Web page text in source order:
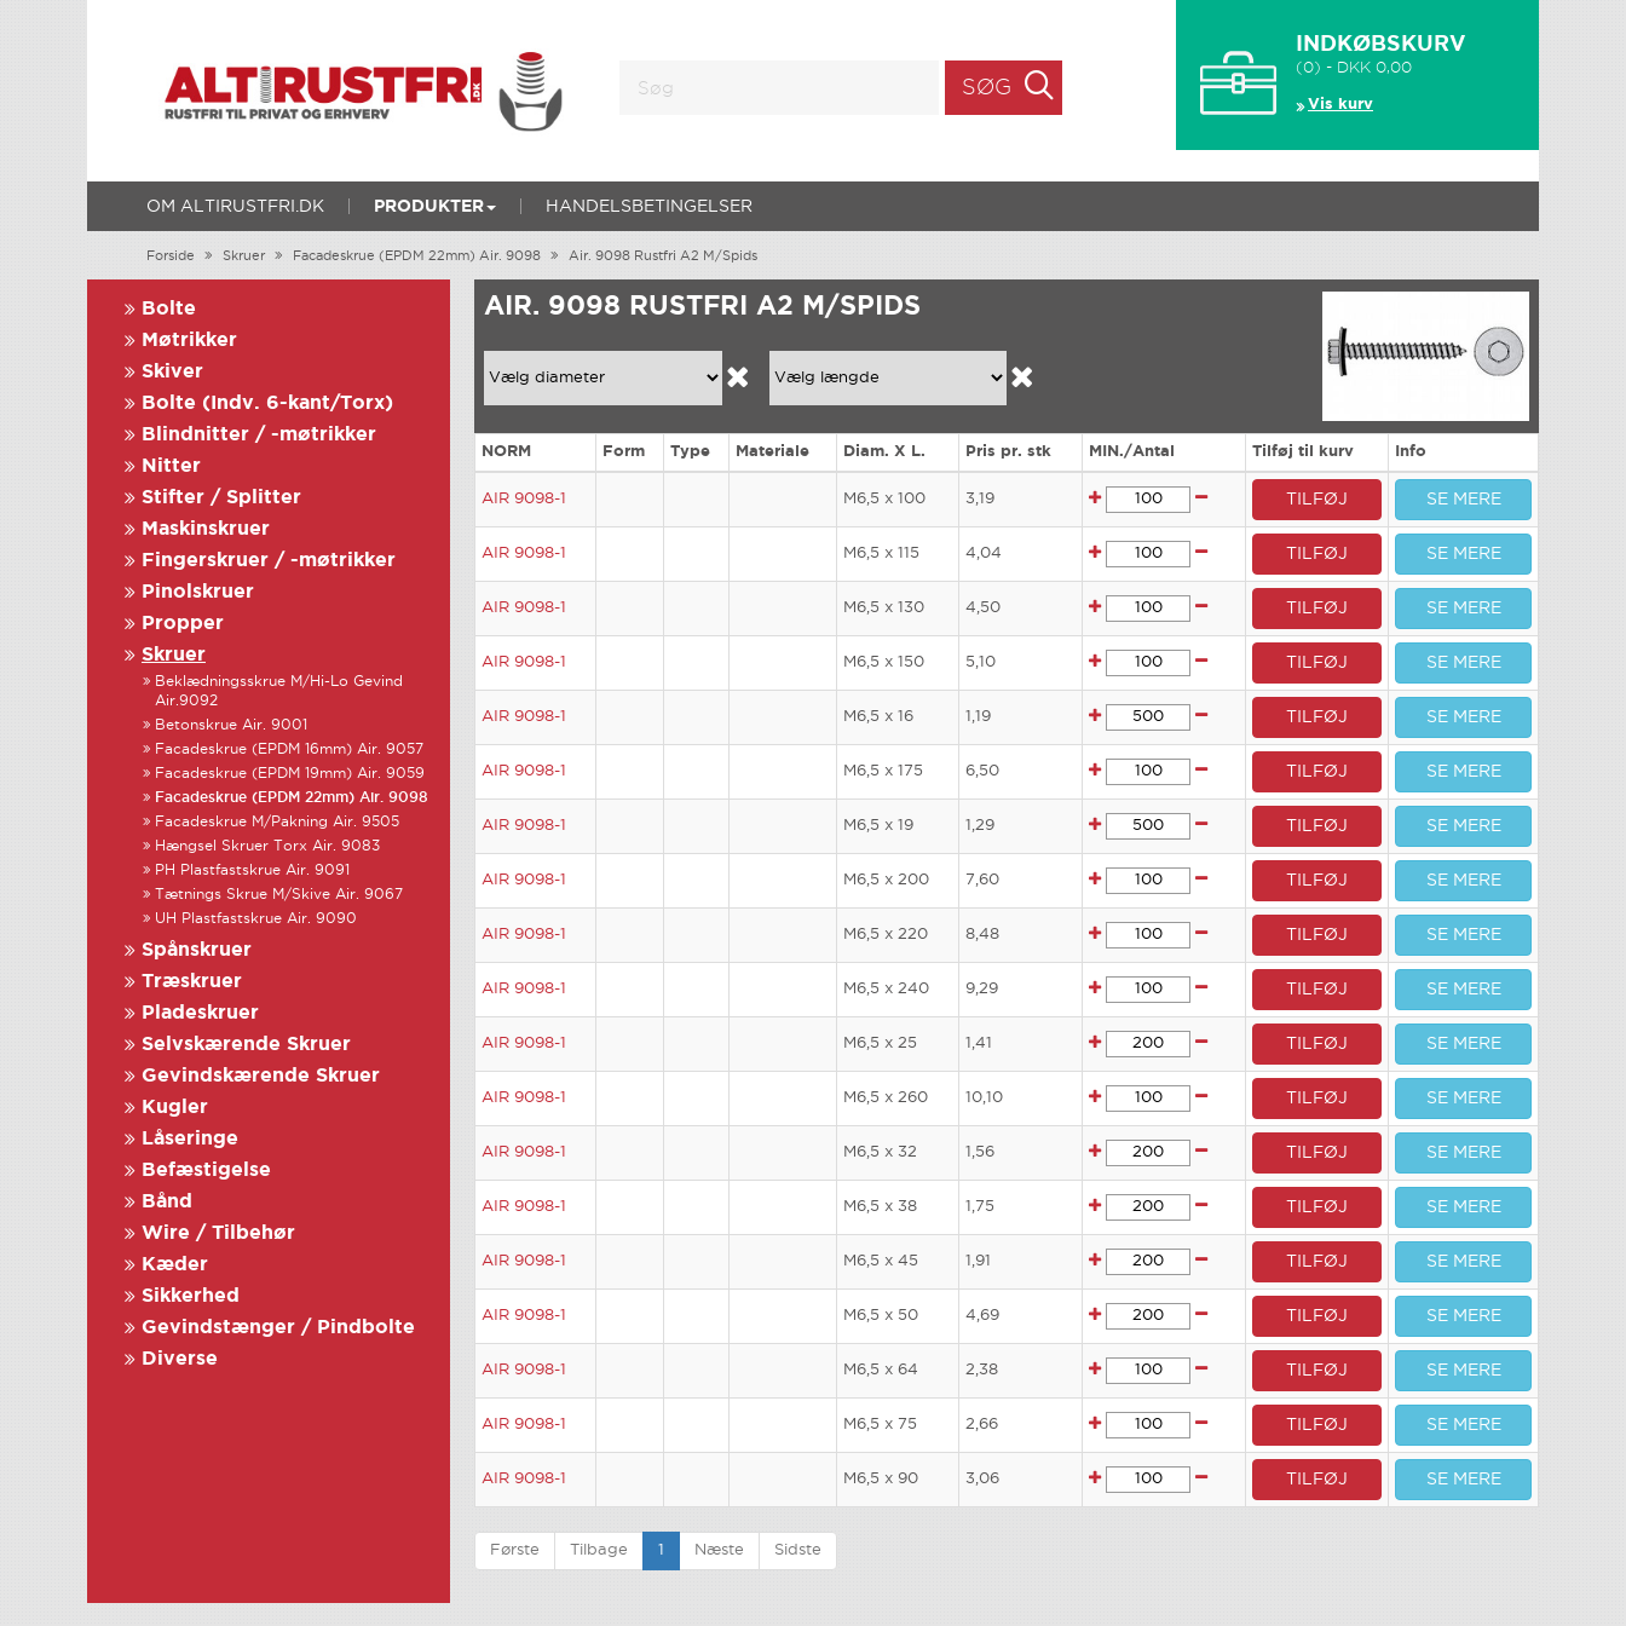
INDKØBSKURV
(0) - DKK 0,00
Vis kurv
OM ALTIRUSTFRI.DK PRODUKTER HANDELSBETINGELSER
SØG
Forside Skruer Facadeskrue (EPDM 22mm) Air. 9098 Air. 9098 Rustfri A2 M/Spids
Bolte
Møtrikker
Skiver
Bolte (Indv. 6-kant/Torx)
Blindnitter / -møtrikker
Nitter
Stifter / Splitter
Maskinskruer
Fingerskruer / -møtrikker
Pinolskruer
Propper
Skruer
Beklædningsskrue M/Hi-Lo Gevind
Air.9092
Betonskrue Air. 9001
Facadeskrue (EPDM 16mm) Air. 9057
Facadeskrue (EPDM 19mm) Air. 9059
Facadeskrue (EPDM 22mm) Air. 9098
Facadeskrue M/Pakning Air. 9505
Hængsel Skruer Torx Air. 9083
PH Plastfastskrue Air. 9091
Tætnings Skrue M/Skive Air. 9067
UH Plastfastskrue Air. 9090
Spånskruer
Træskruer
Pladeskruer
Selvskærende Skruer
Gevindskærende Skruer
Kugler
Låseringe
Befæstigelse
Bånd
Wire / Tilbehør
Kæder
Sikkerhed
Gevindstænger / Pindbolte
Diverse
AIR. 9098 RUSTFRI A2 M/SPIDS
NORM Form Type Materiale Diam. X L. Pris pr. stk MIN./Antal Tilføj til kurv Info
AIR 9098-1 M6,5 x 100 3,19 TILFØJ SE MERE
AIR 9098-1 M6,5 x 115 4,04 TILFØJ SE MERE
AIR 9098-1 M6,5 x 130 4,50 TILFØJ SE MERE
AIR 9098-1 M6,5 x 150 5,10 TILFØJ SE MERE
AIR 9098-1 M6,5 x 16 1,19 TILFØJ SE MERE
AIR 9098-1 M6,5 x 175 6,50 TILFØJ SE MERE
AIR 9098-1 M6,5 x 19 1,29 TILFØJ SE MERE
AIR 9098-1 M6,5 x 200 7,60 TILFØJ SE MERE
AIR 9098-1 M6,5 x 220 8,48 TILFØJ SE MERE
AIR 9098-1 M6,5 x 240 9,29 TILFØJ SE MERE
AIR 9098-1 M6,5 x 25 1,41 TILFØJ SE MERE
AIR 9098-1 M6,5 x 260 10,10 TILFØJ SE MERE
AIR 9098-1 M6,5 x 32 1,56 TILFØJ SE MERE
AIR 9098-1 M6,5 x 38 1,75 TILFØJ SE MERE
AIR 9098-1 M6,5 x 45 1,91 TILFØJ SE MERE
AIR 9098-1 M6,5 x 50 4,69 TILFØJ SE MERE
AIR 9098-1 M6,5 x 64 2,38 TILFØJ SE MERE
AIR 9098-1 M6,5 x 75 2,66 TILFØJ SE MERE
AIR 9098-1 M6,5 x 90 3,06 TILFØJ SE MERE
Første Tilbage 1 Næste Sidste